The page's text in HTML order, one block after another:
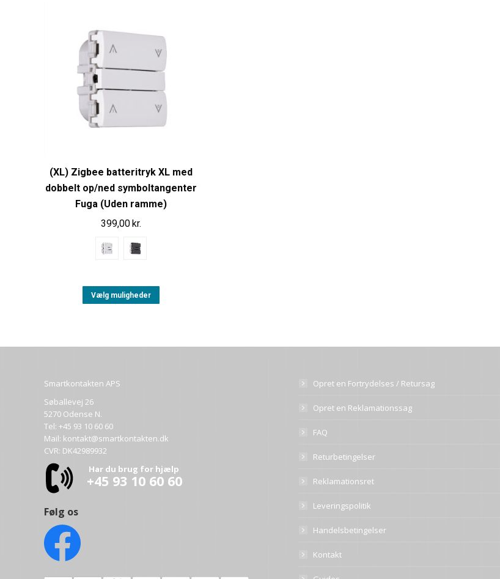
(XL) Zigbee batteritryk XL med
dobbelt op/ned symboltangenter
Fuga (Uden ramme)
399,00kr.
Vælg muligheder
Smartkontakten APS
Søballevej 26
5270 Odense N.
Tel: +45 93 10 60 60
Mail: kontakt@smartkontakten.dk
CVR: DK42989932
Har du brug for hjælp
+45 93 10 60 60
Følg os
Opret en Fortrydelses / Retursag
Opret en Reklamationssag
FAQ
Returbetingelser
Reklamationsret
Leveringspolitik
Handelsbetingelser
Kontakt